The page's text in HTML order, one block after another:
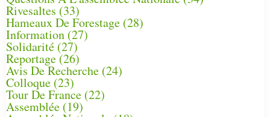
Rivesaltes (33)
Hameaux De Forestage (28)
Information (27)
Solidarité (27)
Reportage(26)
Avis De Recherche (24)
Colloque (23)
Tour De France (22)
Assemblée (19)